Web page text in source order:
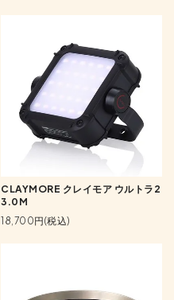
CLAYMORE クレイモア ウルトラ2
3.0M
18,700円(税込)